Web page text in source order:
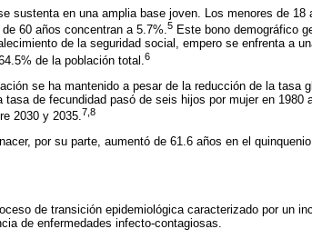
sustenta en una amplia base joven. Los menores de
60 años concentran a 5.7%.5 Este bono demográfico
de la seguridad social, empero se enfrenta a
de la población total. 6
se ha mantenido a pesar de la reducción de la tasa
tasa de fecundidad pasó de seis hijos por mujer en 1980
2030 y 2035.7,8
por su parte, aumentó de 61.6 años en el
de transición epidemiológica caracterizado por un
de enfermedades infecto-contagiosas.